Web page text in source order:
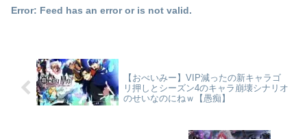
Error: Feed has an error or is not valid.
【おべいみー】VIP減ったの新キャラゴ
リ押しとシーズン4のキャラ崩壊シナリオ
のせいなのにねｗ【愚痴】